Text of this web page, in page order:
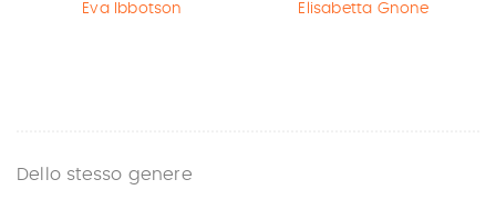
Eva Ibbotson
Elisabetta Gnone
Dello stesso genere